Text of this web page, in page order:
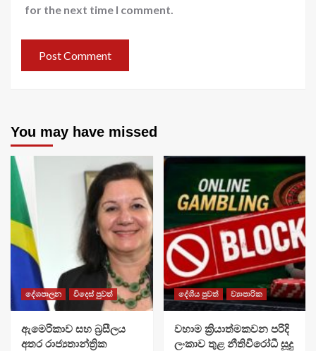
for the next time I comment.
You may have missed
දේශපාලන විදෙස් පුවත්
ඇමෙරිකාව සහ බ්‍රසීලය
අතර රාජ්‍යතාන්ත්‍රික
දේශීය පුවත් ව්‍යාපාරික
වහාම ක්‍රියාත්මකවන පරිදි
ලංකාව තුළ නීතිවිරෝධී සූදු